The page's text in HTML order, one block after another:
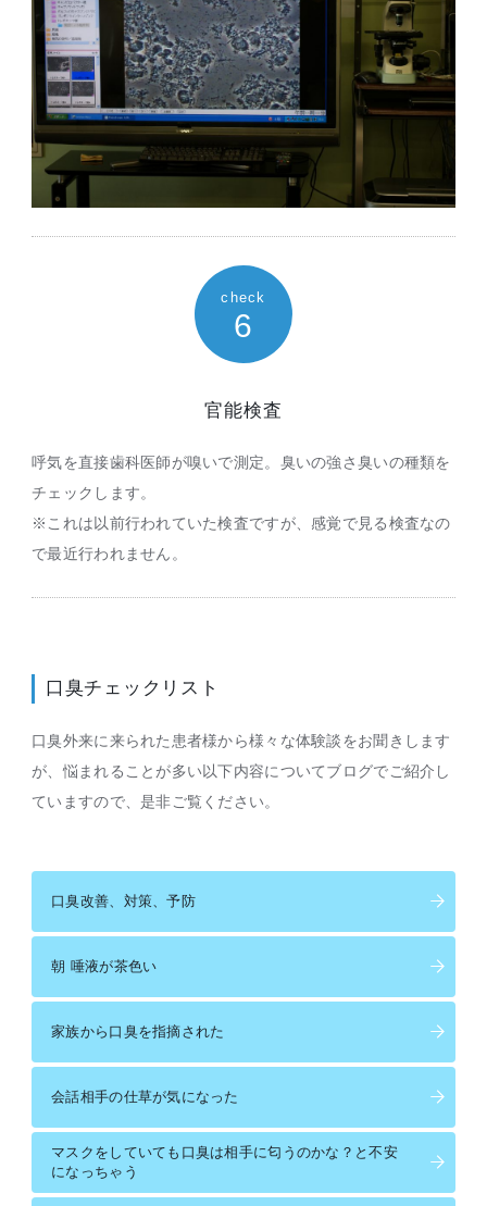
check
6
官能検査
呼気を直接歯科医師が嗅いで測定。臭いの強さ臭いの種類を
チェックします。
※これは以前行われていた検査ですが、感覚で見る検査なの
で最近行われません。
口臭チェックリスト
口臭外来に来られた患者様から様々な体験談をお聞きします
が、悩まれることが多い以下内容についてブログでご紹介し
ていますので、是非ご覧ください。
口臭改善、対策、予防
朝 唾液が茶色い
家族から口臭を指摘された
会話相手の仕草が気になった
マスクをしていても口臭は相手に匂うのかな？と不安
になっちゃう